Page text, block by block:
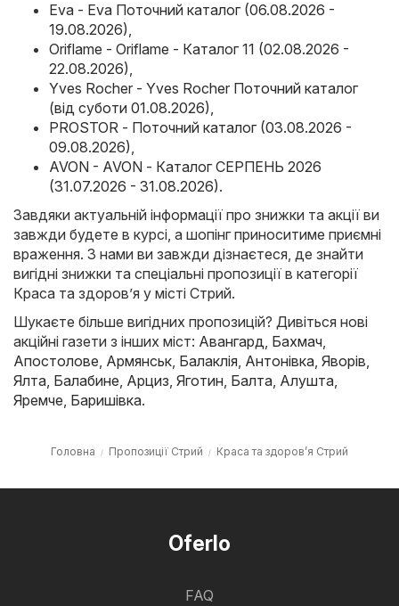
Eva - Eva Поточний каталог (06.08.2026 -
19.08.2026),
Oriflame - Oriflame - Каталог 11 (02.08.2026 -
22.08.2026),
Yves Rocher - Yves Rocher Поточний каталог
(від суботи 01.08.2026),
PROSTOR - Поточний каталог (03.08.2026 -
09.08.2026),
AVON - AVON - Каталог СЕРПЕНЬ 2026
(31.07.2026 - 31.08.2026).
Завдяки актуальній інформації про знижки та акції ви
завжди будете в курсі, а шопінг приноситиме приємні
враження. З нами ви завжди дізнаєтеся, де знайти
вигідні знижки та спеціальні пропозиції в категорії
Краса та здоров’я у місті Стрий.
Шукаєте більше вигідних пропозицій? Дивіться нові
акційні газети з інших міст: Авангард, Бахмач,
Апостолове, Армянськ, Балаклія, Антонівка, Яворів,
Ялта, Балабине, Арциз, Яготин, Балта, Алушта,
Яремче, Баришівка.
Головна Пропозиції Стрий Краса та здоров’я Стрий
Oferlo
FAQ